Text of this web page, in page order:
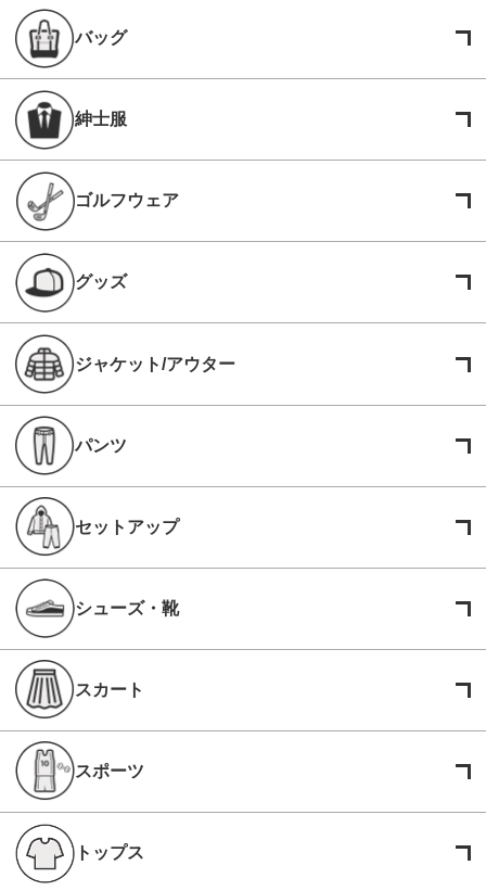
バッグ
紳士服
ゴルフウェア
グッズ
ジャケット/アウター
パンツ
セットアップ
シューズ・靴
スカート
スポーツ
トップス